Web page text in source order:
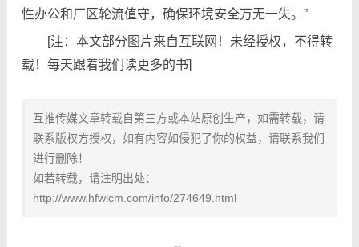
性办公和厂区轮流值守，确保环境安全万无一失。”
[注：本文部分图片来自互联网！未经授权，不得转
载！每天跟着我们读更多的书]
互推传媒文章转载自第三方或本站原创生产，如需转载，请
联系版权方授权，如有内容如侵犯了你的权益，请联系我们
进行删除！
如若转载，请注明出处：
http://www.hfwlcm.com/info/274649.html